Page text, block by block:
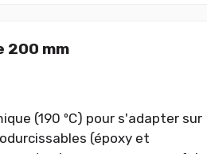
200 mm
(190 ºC) pour s'adapter sur
(époxy et